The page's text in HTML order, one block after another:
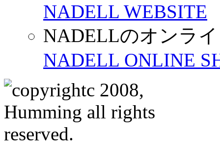
NADELL WEBSITE
NADELLのオンラ
NADELL ONLINE